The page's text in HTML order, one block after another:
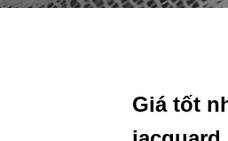
Giá tốt